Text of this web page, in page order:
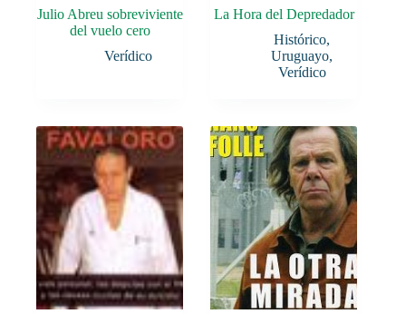
Julio Abreu sobreviviente
del vuelo cero
Verídico
La Hora del Depredador
Histórico,
Uruguayo,
Verídico